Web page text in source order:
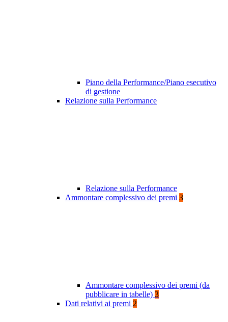
Piano della Performance/Piano esecutivo
di gestione
Relazione sulla Performance
Relazione sulla Performance
Ammontare complessivo dei premi 3
Ammontare complessivo dei premi (da
pubblicare in tabelle) 3
Dati relativi ai premi 2